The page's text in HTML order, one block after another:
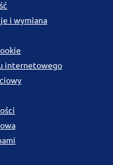
i wymiana
internetowego